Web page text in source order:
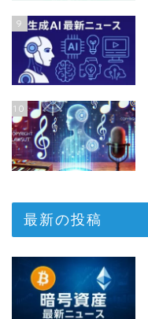
9
10
最新の投稿